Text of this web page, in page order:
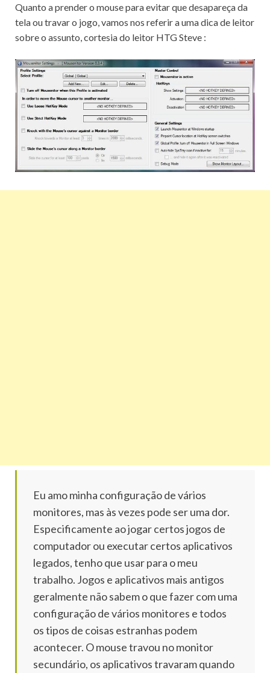
Quanto a prender o mouse para evitar que desapareça da
tela ou travar o jogo, vamos nos referir a uma dica de leitor
sobre o assunto, cortesia do leitor HTGSteve :
Eu amo minha configuração de vários
monitores, mas às vezes pode ser uma dor.
Especificamente ao jogar certos jogos de
computador ou executar certos aplicativos
legados, tenho que usar para o meu
trabalho. Jogos e aplicativos mais antigos
geralmente não sabem o que fazer com uma
configuração de vários monitores e todos
os tipos de coisas estranhas podem
acontecer. O mouse travou no monitor
secundário, os aplicativos travaram quando